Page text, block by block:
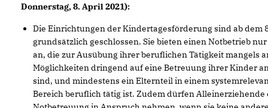
Donnerstag, 8. April 2021):
Die Einrichtungen der Kindertagesförderung sind ab dem
grundsätzlich geschlossen. Sie bieten einen Notbetrieb
an, die zur Ausübung ihrer beruflichen Tätigkeit mangels
Möglichkeiten dringend auf eine Betreuung ihrer Kinder
sind, und mindestens ein Elternteil in einem
Bereich beruflich tätig ist. Zudem dürfen Alleinerziehende